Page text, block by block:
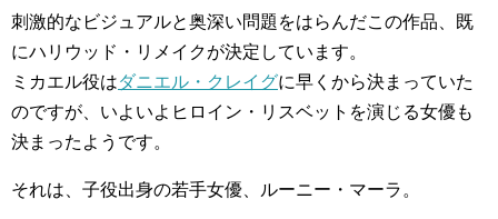
刺激的なビジュアルと奥深い問題をはらんだこの作品、既
にハリウッド・リメイクが決定しています。
ミカエル役はダニエル・クレイグに早くから決まっていた
のですが、いよいよヒロイン・リスベットを演じる女優も
決まったようです。
それは、子役出身の若手女優、ルーニー・マーラ。